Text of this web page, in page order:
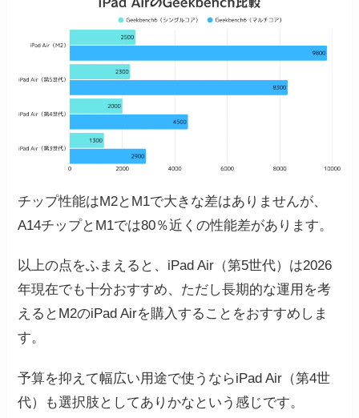
チップ性能はM2とM1で大きな差はありませんが、
A14チップとM1では80％近くの性能差があります。
以上の点をふまえると、iPad Air（第5世代）は2026
年現在でも十分おすすめ、ただし長期的な運用を考
えるとM2のiPad Airを購入することをおすすめしま
す。
予算を抑えて幅広い用途で使うならiPad Air（第4世
代）も選択肢としてありかなという感じです。